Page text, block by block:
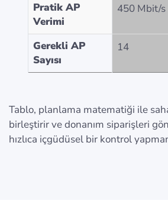
Pratik AP
Verimi
450 Mbit/s
Gerekli AP
Sayısı
14
Tablo, planlama matematiği ile
birleştirir ve donanım siparişleri
hızlıca içgüdüsel bir kontrol